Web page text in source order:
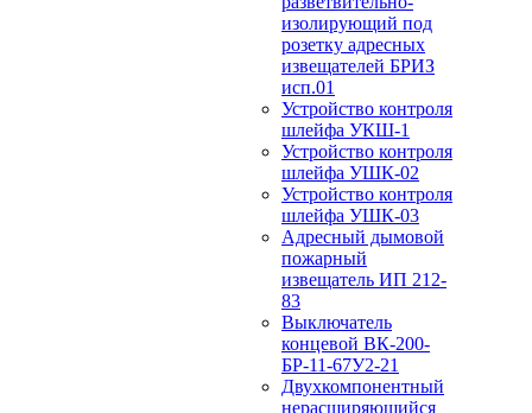
изолирующий под
розетку адресных
извещателей БРИЗ
исп.01
Устройство контроля
шлейфа УКШ-1
Устройство контроля
шлейфа УШК-02
Устройство контроля
шлейфа УШК-03
Адресный дымовой
пожарный
извещатель ИП 212-
83
Выключатель
концевой ВК-200-
БР-11-67У2-21
Двухкомпонентный
нерасширяющийся